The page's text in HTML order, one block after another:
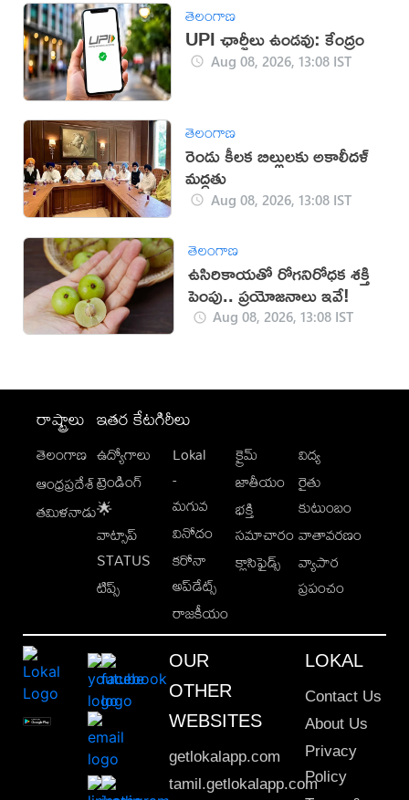
తెలంగాణ
UPI ఛార్జీలు ఉండవు: కేంద్రం
Aug 08, 2026, 13:08 IST
తెలంగాణ
రెండు కీలక బిల్లులకు అకాలీదళ్
మద్దతు
Aug 08, 2026, 13:08 IST
తెలంగాణ
ఉసిరికాయతో రోగనిరోధక శక్తి
పెంపు.. ప్రయోజనాలు ఇవే!
Aug 08, 2026, 13:08 IST
రాష్ట్రాలు
తెలంగాణ
ఆంధ్రప్రదేశ్
తమిళనాడు
ఇతర కేటగిరీలు
ఉద్యోగాలు
ట్రెండింగ్
🌟
వాట్సాప్
STATUS
టిప్స్
Lokal
-
మగువ
వినోదం
కరోనా
అప్‌డేట్స్
రాజకీయం
క్రైమ్
జాతీయం
భక్తి
సమాచారం
క్లాసిఫైడ్స్
విద్య
రైతు
కుటుంబం
వాతావరణం
వ్యాపార
ప్రపంచం
OUR
OTHER
WEBSITES
getlokalapp.com
tamil.getlokalapp.com
LOKAL
Contact Us
About Us
Privacy
Policy